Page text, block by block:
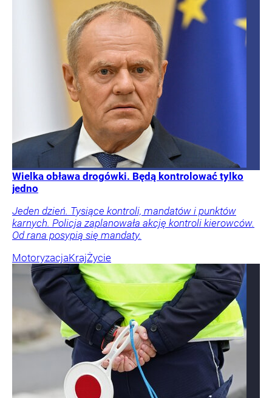
Wielka obława drogówki. Będą kontrolować tylko
jedno
Jeden dzień. Tysiące kontroli, mandatów i punktów
karnych. Policja zaplanowała akcję kontroli kierowców.
Od rana posypią się mandaty.
MotoryzacjaKrajŻycie